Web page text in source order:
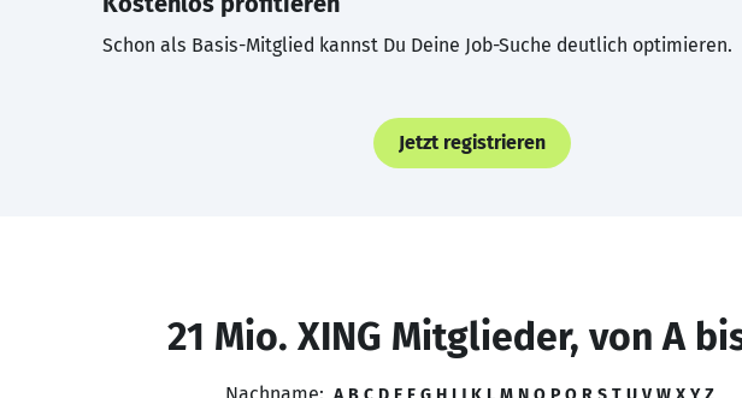
Schon als Basis-Mitglied kannst Du Deine Job-Suche deutlich optimieren.
Jetzt registrieren
21 Mio. XING Mitglieder, von A